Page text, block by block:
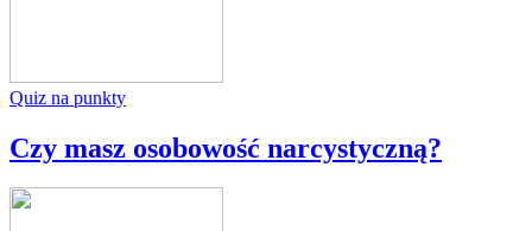
Quiz na punkty
Czy masz osobowość narcystyczną?